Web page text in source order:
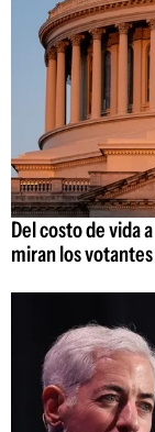
Del costo de vida
miran los votantes